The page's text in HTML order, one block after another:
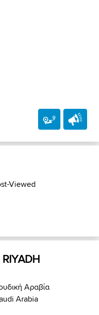
Viewed
Αραβία
Arabia